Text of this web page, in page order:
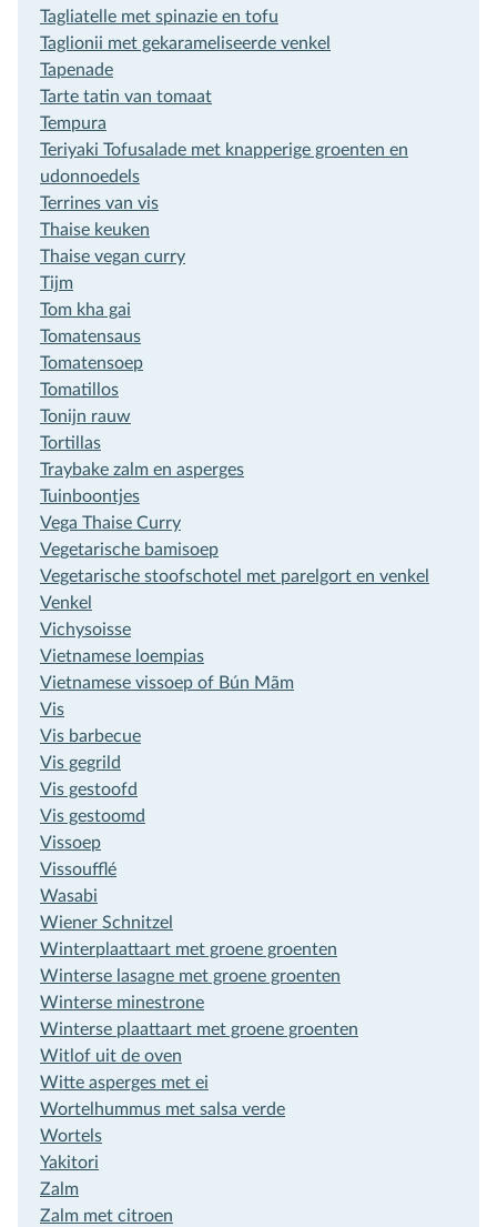
Tagliatelle met spinazie en tofu
Taglionii met gekarameliseerde venkel
Tapenade
Tarte tatin van tomaat
Tempura
Teriyaki Tofusalade met knapperige groenten en
udonnoedels
Terrines van vis
Thaise keuken
Thaise vegan curry
Tijm
Tom kha gai
Tomatensaus
Tomatensoep
Tomatillos
Tonijn rauw
Tortillas
Traybake zalm en asperges
Tuinboontjes
Vega Thaise Curry
Vegetarische bamisoep
Vegetarische stoofschotel met parelgort en venkel
Venkel
Vichysoisse
Vietnamese loempias
Vietnamese vissoep of Bún Mãm
Vis
Vis barbecue
Vis gegrild
Vis gestoofd
Vis gestoomd
Vissoep
Vissoufflé
Wasabi
Wiener Schnitzel
Winterplaattaart met groene groenten
Winterse lasagne met groene groenten
Winterse minestrone
Winterse plaattaart met groene groenten
Witlof uit de oven
Witte asperges met ei
Wortelhummus met salsa verde
Wortels
Yakitori
Zalm
Zalm met citroen